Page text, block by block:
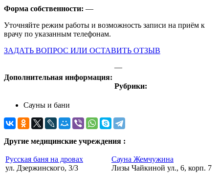
Форма собственности: —
Уточняйте режим работы и возможность записи на приём к
врачу по указанным телефонам.
ЗАДАТЬ ВОПРОС ИЛИ ОСТАВИТЬ ОТЗЫВ
Дополнительная информация:
—
Рубрики:
Сауны и бани
Другие медицинские учреждения :
Русская баня на дровах
ул. Дзержинского, 3/3
Сауна Жемчужина
Лизы Чайкиной ул., 6, корп. 7